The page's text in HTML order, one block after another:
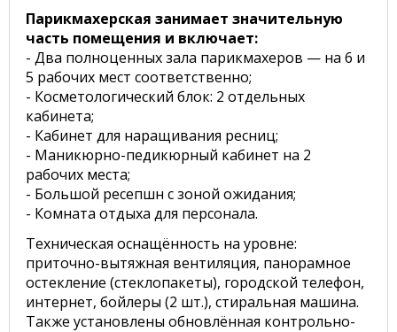
Парикмахерская занимает значительную
часть помещения и включает:
- Два полноценных зала парикмахеров — на 6 и
5 рабочих мест соответственно;
- Косметологический блок: 2 отдельных
кабинета;
- Кабинет для наращивания ресниц;
- Маникюрно-педикюрный кабинет на 2
рабочих места;
- Большой ресепшн с зоной ожидания;
- Комната отдыха для персонала.
Техническая оснащённость на уровне:
приточно-вытяжная вентиляция, панорамное
остекление (стеклопакеты), городской телефон,
интернет, бойлеры (2 шт.), стиральная машина.
Также установлены обновлённая контрольно-